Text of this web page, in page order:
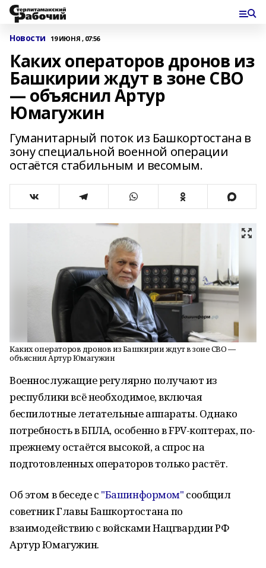
Новости 19 ИЮНЯ , 07:56
Каких операторов дронов из
Башкирии ждут в зоне СВО
— объяснил Артур
Юмагужин
Гуманитарный поток из Башкортостана в
зону специальной военной операции
остаётся стабильным и весомым.
Каких операторов дронов из Башкирии ждут в зоне СВО —
объяснил Артур Юмагужин
Военнослужащие регулярно получают из
республики всё необходимое, включая
беспилотные летательные аппараты. Однако
потребность в БПЛА, особенно в FPV-коптерах, по-
прежнему остаётся высокой, а спрос на
подготовленных операторов только растёт.
Об этом в беседе с "Башинформом" сообщил
советник Главы Башкортостана по
взаимодействию с войсками Нацгвардии РФ
Артур Юмагужин.